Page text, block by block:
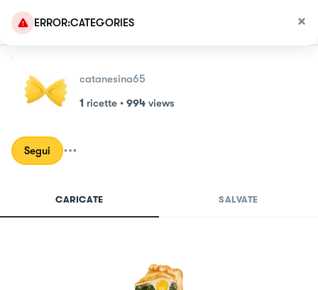
ERROR:CATEGORIES
catanesina65
1 ricette • 994 views
Segui
CARICATE SALVATE